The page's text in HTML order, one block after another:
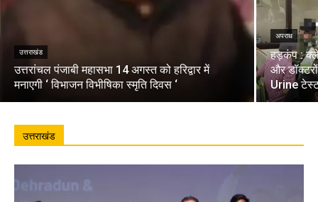
उत्तराखंड
उत्तरांचल पंजाबी महासभा 14 अगस्त को हरिद्वार में
मनाएगी ‘ विभाजन विभीषिका स्मृति दिवस ‘
अपराध
हड़कंप :
और
Urine
उत्तराखंड